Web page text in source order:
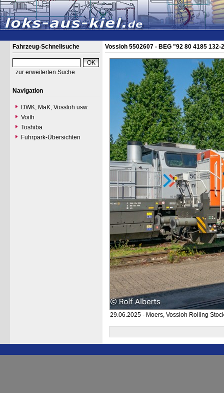
Fahrzeug-Schnellsuche
zur erweiterten Suche
Navigation
DWK, MaK, Vossloh usw.
Voith
Toshiba
Fuhrpark-Übersichten
Vossloh 5502607 - BEG "92 80 4185 132-
29.06.2025 - Moers, Vossloh Rolling